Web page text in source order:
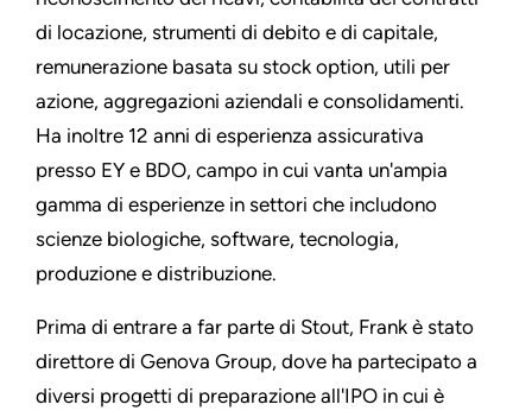
di locazione, strumenti di debito e di capitale,
remunerazione basata su stock option, utili per
azione, aggregazioni aziendali e consolidamenti.
Ha inoltre 12 anni di esperienza assicurativa
presso EY e BDO, campo in cui vanta un'ampia
gamma di esperienze in settori che includono
scienze biologiche, software, tecnologia,
produzione e distribuzione.
Prima di entrare a far parte di Stout, Frank è stato
direttore di Genova Group, dove ha partecipato a
diversi progetti di preparazione all'IPO in cui è